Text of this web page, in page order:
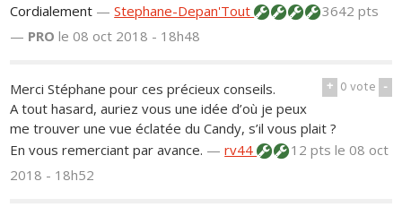
Cordialement —Stephane-Depan'Tout
3642 pts
— PRO le 08 oct 2018 - 18h48
+ 0vote -
Merci Stéphane pour ces précieux conseils.
A tout hasard, auriez vous une idée d’où je peux
me trouver une vue éclatée du Candy, s’il vous plait ?
En vous remerciant par avance. —rv44 12 ptsle 08 oct
2018 - 18h52